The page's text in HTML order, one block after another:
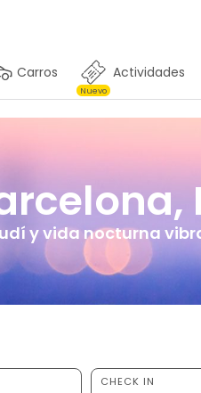
Carros Actividades
Nuevo
y vida nocturna
CHECK IN